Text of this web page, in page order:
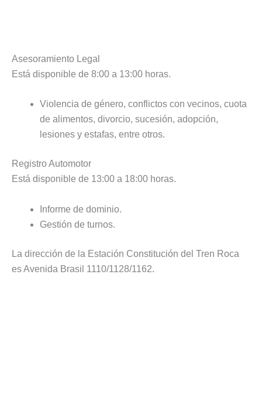
Asesoramiento Legal
Está disponible de 8:00 a 13:00 horas.
Violencia de género, conflictos con vecinos, cuota
de alimentos, divorcio, sucesión, adopción,
lesiones y estafas, entre otros.
Registro Automotor
Está disponible de 13:00 a 18:00 horas.
Informe de dominio.
Gestión de turnos.
La dirección de la Estación Constitución del Tren Roca
es Avenida Brasil 1110/1128/1162.